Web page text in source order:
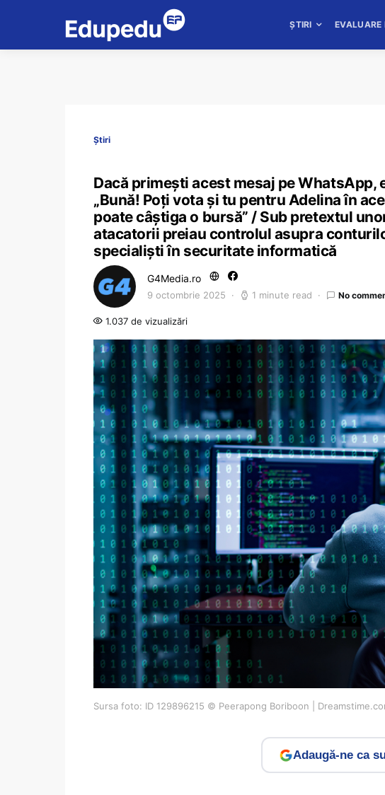
ȘTIRI
Știri
Dacă primești acest mesaj pe WhatsApp,
„Bună! Poți vota și tu pentru Adelina în
poate câștiga o bursă” / Sub pretextul
atacatorii preiau controlul asupra
specialiști în securitate informatică
G4Media.ro
9 octombrie 2025 1 minute read No
1.037 de vizualizări
Sursa foto: ID 129896215 © Peerapong Boriboon |
Adaugă-ne ca